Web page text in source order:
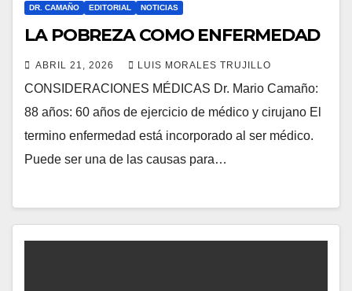
DR. CAMAÑO EDITORIAL NOTICIAS
LA POBREZA COMO ENFERMEDAD
ABRIL 21, 2026 LUIS MORALES TRUJILLO
CONSIDERACIONES MÉDICAS Dr. Mario Camaño:
88 años: 60 años de ejercicio de médico y cirujano El
termino enfermedad está incorporado al ser médico.
Puede ser una de las causas para…